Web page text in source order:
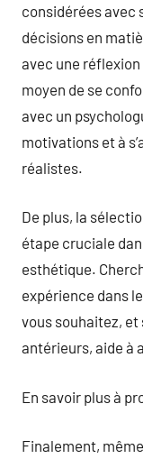
considérées avec
décisions en
avec une
moyen de se
avec un
motivations et à
réalistes.
De plus, la
étape cruciale
esthétique.
expérience dans
vous souhaitez,
antérieurs, aide à
En savoir plus à
Finalement,